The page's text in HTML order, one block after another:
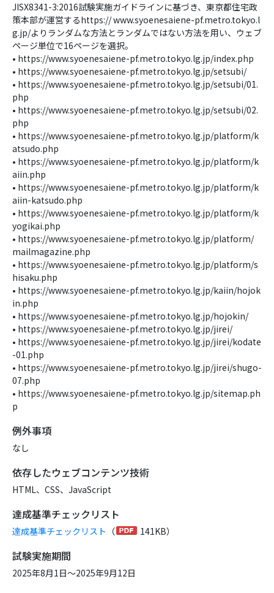
JISX8341-3:2016試験実施ガイドラインに基づき、東京都住宅政
策本部が運営するhttps:// www.syoenesaiene-pf.metro.tokyo.l
g.jp/よりランダムな方法とランダムではない方法を用い、ウェブ
ページ単位で16ページを選択。
• https://www.syoenesaiene-pf.metro.tokyo.lg.jp/index.php
• https://www.syoenesaiene-pf.metro.tokyo.lg.jp/setsubi/
• https://www.syoenesaiene-pf.metro.tokyo.lg.jp/setsubi/01.
php
• https://www.syoenesaiene-pf.metro.tokyo.lg.jp/setsubi/02.
php
• https://www.syoenesaiene-pf.metro.tokyo.lg.jp/platform/k
atsudo.php
• https://www.syoenesaiene-pf.metro.tokyo.lg.jp/platform/k
aiin.php
• https://www.syoenesaiene-pf.metro.tokyo.lg.jp/platform/k
aiin-katsudo.php
• https://www.syoenesaiene-pf.metro.tokyo.lg.jp/platform/k
yogikai.php
• https://www.syoenesaiene-pf.metro.tokyo.lg.jp/platform/
mailmagazine.php
• https://www.syoenesaiene-pf.metro.tokyo.lg.jp/platform/s
hisaku.php
• https://www.syoenesaiene-pf.metro.tokyo.lg.jp/kaiin/hojok
in.php
• https://www.syoenesaiene-pf.metro.tokyo.lg.jp/hojokin/
• https://www.syoenesaiene-pf.metro.tokyo.lg.jp/jirei/
• https://www.syoenesaiene-pf.metro.tokyo.lg.jp/jirei/kodate
-01.php
• https://www.syoenesaiene-pf.metro.tokyo.lg.jp/jirei/shugo-
07.php
• https://www.syoenesaiene-pf.metro.tokyo.lg.jp/sitemap.ph
p
例外事項
なし
依存したウェブコンテンツ技術
HTML、CSS、JavaScript
達成基準チェックリスト
達成基準チェックリスト （ 141KB）
試験実施期間
2025年8月1日～2025年9月12日